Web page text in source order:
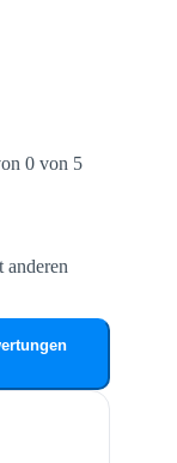
0 von 5
anderen